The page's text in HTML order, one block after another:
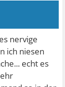
nervige
ich niesen
echt es